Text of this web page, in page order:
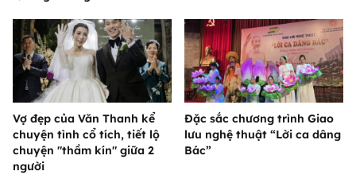
Vợ đẹp của Văn Thanh kể
chuyện tình cổ tích, tiết lộ
chuyện "thầm kín" giữa 2
người
Đặc sắc chương trình Giao
lưu nghệ thuật “Lời ca dâng
Bác”